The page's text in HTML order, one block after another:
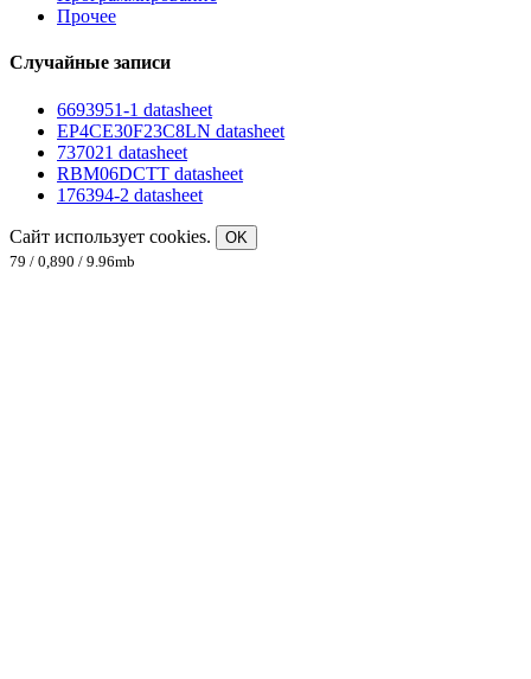
Прочее
Случайные записи
6693951-1 datasheet
EP4CE30F23C8LN datasheet
737021 datasheet
RBM06DCTT datasheet
176394-2 datasheet
Сайт использует cookies.
OK
79 / 0,890 / 9.96mb